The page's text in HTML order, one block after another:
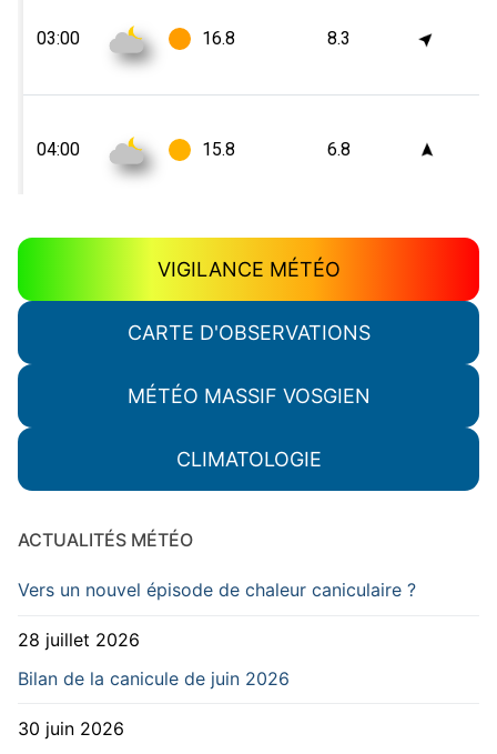
VIGILANCE MÉTÉO
CARTE D'OBSERVATIONS
MÉTÉO MASSIF VOSGIEN
CLIMATOLOGIE
ACTUALITÉS MÉTÉO
Vers un nouvel épisode de chaleur caniculaire ?
28 juillet 2026
Bilan de la canicule de juin 2026
30 juin 2026